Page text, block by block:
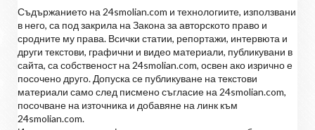
Съдържанието на 24smolian.com и технологиите, използвани
в него, са под закрила на Закона за авторското право и
сродните му права. Всички статии, репортажи, интервюта и
други текстови, графични и видео материали, публикувани в
сайта, са собственост на 24smolian.com, освен ако изрично е
посочено друго. Допуска се публикуване на текстови
материали само след писмено съгласие на 24smolian.com,
посочване на източника и добавяне на линк към
24smolian.com.